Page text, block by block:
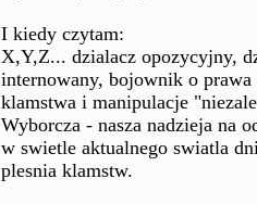
I kiedy czytam:
X,Y,Z... dzialacz opozycyjny,
internowany, bojownik o prawa
klamstwa i manipulacje
Wyborcza - nasza nadzieja na
w swietle aktualnego swiatla
plesnia klamstw.